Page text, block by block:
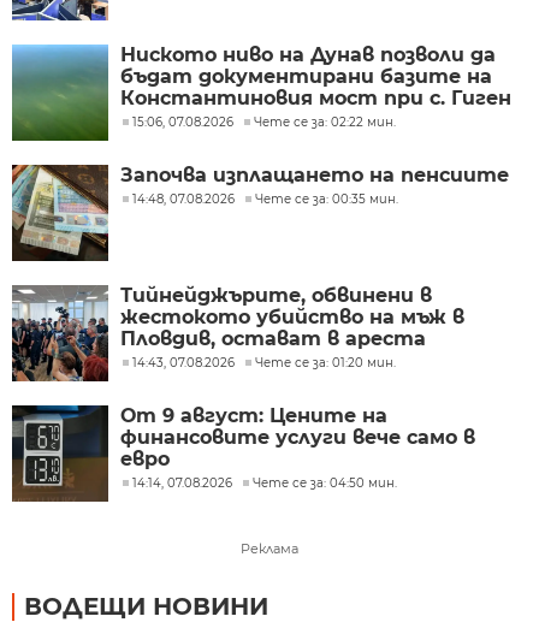
Ниското ниво на Дунав позволи да
бъдат документирани базите на
Константиновия мост при с. Гиген
15:06, 07.08.2026 Чете се за: 02:22 мин.
Започва изплащането на пенсиите
14:48, 07.08.2026 Чете се за: 00:35 мин.
Тийнейджърите, обвинени в
жестокото убийство на мъж в
Пловдив, остават в ареста
14:43, 07.08.2026 Чете се за: 01:20 мин.
От 9 август: Цените на
финансовите услуги вече само в
евро
14:14, 07.08.2026 Чете се за: 04:50 мин.
Реклама
ВОДЕЩИ НОВИНИ